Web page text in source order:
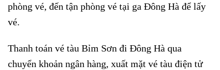
phòng vé, đến tận phòng vé tại ga Đông Hà để lấy
vé.
Thanh toán vé tàu Bỉm Sơn đi Đông Hà qua
chuyển khoản ngân hàng, xuất mặt vé tàu điện tử